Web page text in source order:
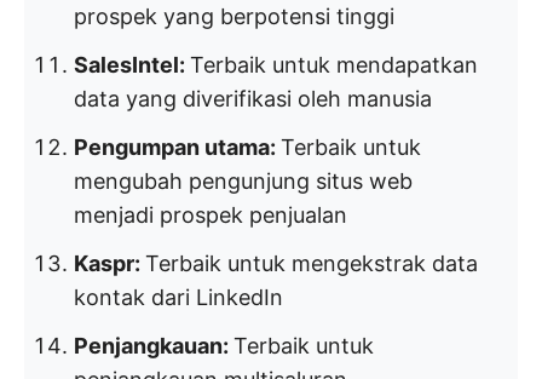
prospek yang berpotensi tinggi
SalesIntel: Terbaik untuk mendapatkan
data yang diverifikasi oleh manusia
Pengumpan utama: Terbaik untuk
mengubah pengunjung situs web
menjadi prospek penjualan
Kaspr: Terbaik untuk mengekstrak data
kontak dari LinkedIn
Penjangkauan: Terbaik untuk